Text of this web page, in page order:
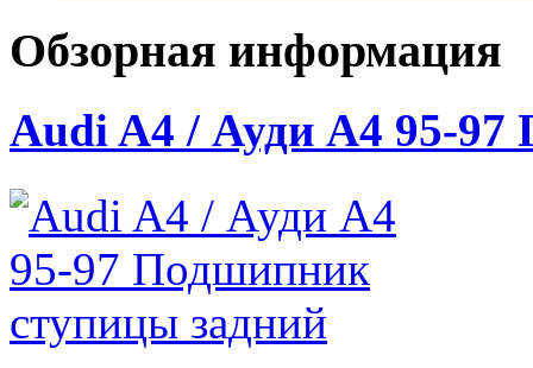
Обзорная информация
Audi A4 / Ауди А4 95-97